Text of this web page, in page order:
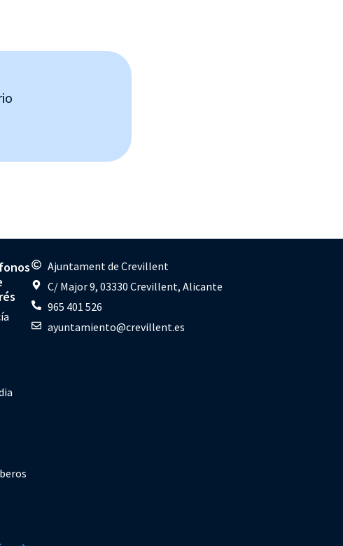
Ajuntament de Crevillent
C/ Major 9, 03330 Crevillent, Alicante
965 401 526
ayuntamiento@crevillent.es